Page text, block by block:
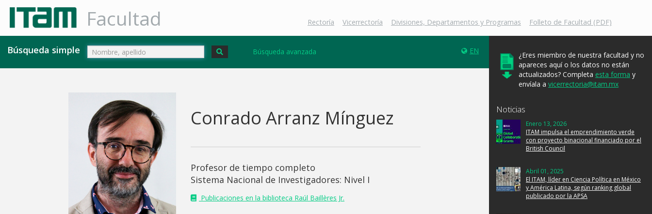
Facultad Rectoría Vicerrectoría Divisiones, Departamentos y Programas Folleto de Facultad (PDF)
EN
Búsqueda simple Búsqueda avanzada
Conrado Arranz Mínguez
Profesor de tiempo completo
Sistema Nacional de Investigadores: Nivel I
Publicaciones en la biblioteca Raúl Baillères Jr.
¿Eres miembro de nuestra facultad y no
apareces aquí o los datos no están
actualizados? Completa esta forma y
envíala a vicerrectoria@itam.mx
Noticias
Enero 13, 2026
ITAM impulsa el emprendimiento verde
con proyecto binacional financiado por el
British Council
Abril 01, 2025
El ITAM, líder en Ciencia Política en México
y América Latina, según ranking global
publicado por la APSA